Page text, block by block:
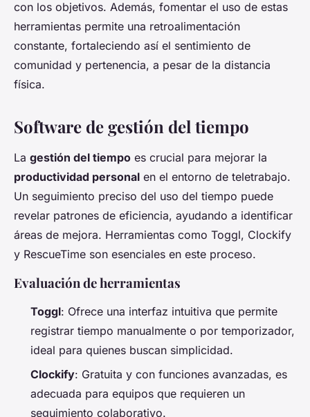
con los objetivos. Además, fomentar el uso de estas
herramientas permite una retroalimentación
constante, fortaleciendo así el sentimiento de
comunidad y pertenencia, a pesar de la distancia
física.
Software de gestión del tiempo
La gestión del tiempo es crucial para mejorar la
productividad personal en el entorno de teletrabajo.
Un seguimiento preciso del uso del tiempo puede
revelar patrones de eficiencia, ayudando a identificar
áreas de mejora. Herramientas como Toggl, Clockify
y RescueTime son esenciales en este proceso.
Evaluación de herramientas
Toggl: Ofrece una interfaz intuitiva que permite
registrar tiempo manualmente o por temporizador,
ideal para quienes buscan simplicidad.
Clockify: Gratuita y con funciones avanzadas, es
adecuada para equipos que requieren un
seguimiento colaborativo.